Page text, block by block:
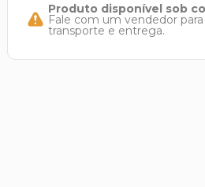
Produto disponível sob
Fale com um vendedor
transporte e entrega.